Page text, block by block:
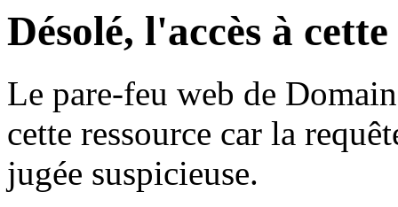
Désolé, l'accès à
Le pare-feu web de
cette ressource car la
jugée suspicieuse.